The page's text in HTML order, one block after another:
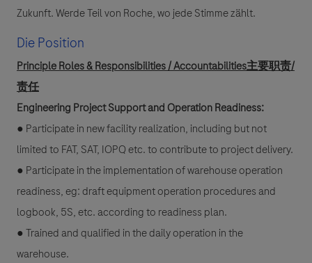
Zukunft. Werde Teil von Roche, wo jede Stimme zählt.
Die Position
Principle Roles & Responsibilities / Accountabilities主要职责/
责任
Engineering Project Support and Operation Readiness:
● Participate in new facility realization, including but not
limited to FAT, SAT, IOPQ etc. to contribute to project delivery.
● Participate in the implementation of warehouse operation
readiness, eg: draft equipment operation procedures and
logbook, 5S, etc. according to readiness plan.
● Trained and qualified in the daily operation in the
warehouse.